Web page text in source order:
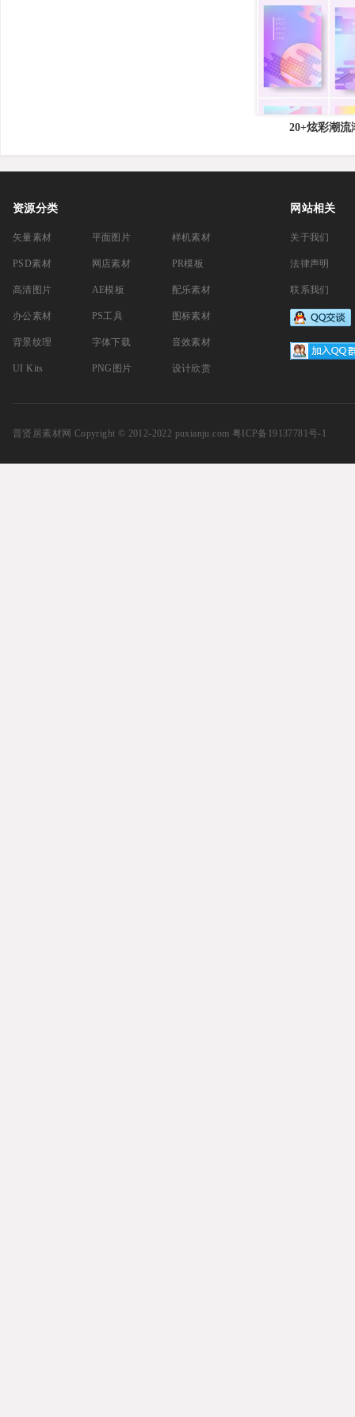
20+炫彩潮流
资源分类
矢量素材
PSD素材
高清图片
办公素材
背景纹理
UI Kits
平面图片
网店素材
AE模板
PS工具
字体下载
PNG图片
样机素材
PR模板
配乐素材
图标素材
音效素材
设计欣赏
网站相关
关于我们
法律声明
联系我们
普贤居素材网 Copyright © 2012-2022 puxianju.com 粤ICP备19137781号-1